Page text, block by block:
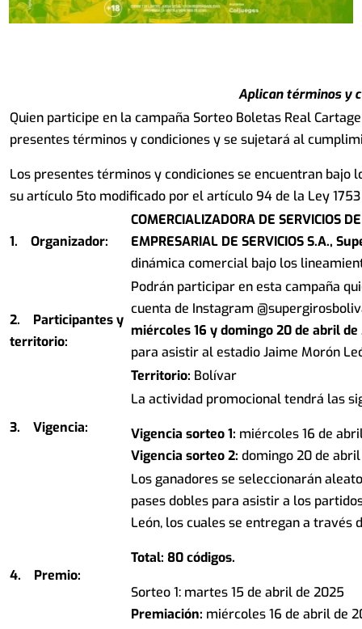
Aplican términos y
Quien participe en la campaña Sorteo Boletas Real
presentes términos y condiciones y se sujetará al
Los presentes términos y condiciones se encuentran bajo
su artículo 5to modificado por el artículo 94 de la Ley 1753
1.Organizador:
COMERCIALIZADORA DE SERVICIOS
EMPRESARIAL DE SERVICIOS S.A.,
dinámica comercial bajo los
2. Participantes y
territorio:
Podrán participar en esta campaña
cuenta de Instagram
miércoles 16 y domingo 20 de abril de
para asistir al estadio Jaime Morón
Territorio: Bolívar
3.Vigencia:
La actividad promocional tendrá las
Vigencia sorteo 1: miércoles 16 de
Vigencia sorteo 2: domingo 20 de
4. Premio:
Los ganadores se seleccionarán
pases dobles para asistir a los
León, los cuales se entregan a través
Total: 80 códigos.
Sorteo 1: martes 15 de abril de 2025
Premiación: miércoles 16 de abril de